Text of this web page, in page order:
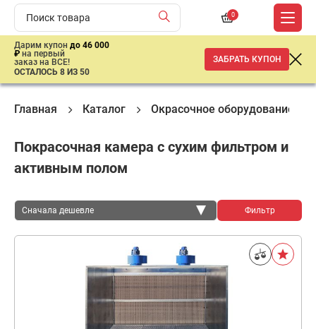
0
Дарим купон до 46 000
₽ на первый
заказ на ВСЕ!
ОСТАЛОСЬ 8 ИЗ 50
ЗАБРАТЬ КУПОН
Главная Каталог Окрасочное оборудование
Покрасочная камера с сухим фильтром и
активным полом
Сначала дешевле
Сначала дешевле
Фильтр